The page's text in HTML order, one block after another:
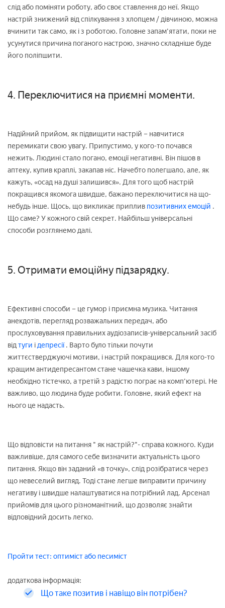
слід або поміняти роботу, або своє ставлення до неї. Якщо
настрій знижений від спілкування з хлопцем / дівчиною, можна
вчинити так само, як і з роботою. Головне запам'ятати, поки не
усунутися причина поганого настрою, значно складніше буде
його поліпшити.
4. Переключитися на приємні моменти.
Надійний прийом, як підвищити настрій – навчитися
перемикати свою увагу. Припустимо, у кого-то почався
нежить. Людині стало погано, емоції негативні. Він пішов в
аптеку, купив краплі, закапав ніс. Начебто полегшало, але, як
кажуть, «осад на душі залишився». Для того щоб настрій
покращився якомога швидше, бажано переключитися на що-
небудь інше. Щось, що викликає приплив позитивних емоцій .
Що саме? У кожного свій секрет. Найбільш універсальні
способи розглянемо далі.
5. Отримати емоційну підзарядку.
Ефективні способи – це гумор і приємна музика. Читання
анекдотів, перегляд розважальних передач, або
прослуховування правильних аудіозаписів-універсальний засіб
відтуги ідепресії. Варто було тільки почути
життєстверджуючі мотиви, і настрій покращився. Для кого-то
кращим антидепресантом стане чашечка кави, іншому
необхідно тістечко, а третій з радістю пограє на комп'ютері. Не
важливо, що людина буде робити. Головне, який ефект на
нього це надасть.
Що відповісти на питання " як настрій?"- справа кожного. Куди
важливіше, для самого себе визначити актуальність цього
питання. Якщо він заданий «в точку», слід розібратися через
що невеселий вигляд. Тоді стане легше виправити причину
негативу і швидше налаштуватися на потрібний лад. Арсенал
прийомів для цього різноманітний, що дозволяє знайти
відповідний досить легко.
Пройти тест: оптиміст або песиміст
додаткова інформація:
Що таке позитив і навіщо він потрібен?